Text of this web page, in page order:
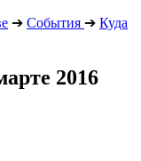
➔ События ➔ Куда
2016